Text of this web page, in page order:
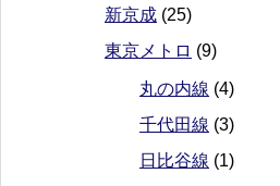
新京成 (25)
東京メトロ (9)
丸の内線 (4)
千代田線 (3)
日比谷線 (1)